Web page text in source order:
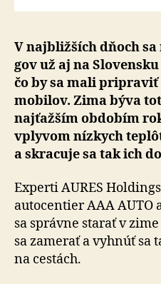
V najbližších dňoch
gov už aj na
čo by sa mali
mo­bi­lov. Zima býva
najťažším obdobím
vplyvom nízkych
a skra­cuje sa tak ich
Experti AURES
auto­centier AAA AUTO
sa správne starať v
sa zamerať a vyhnúť
na ces­tách.